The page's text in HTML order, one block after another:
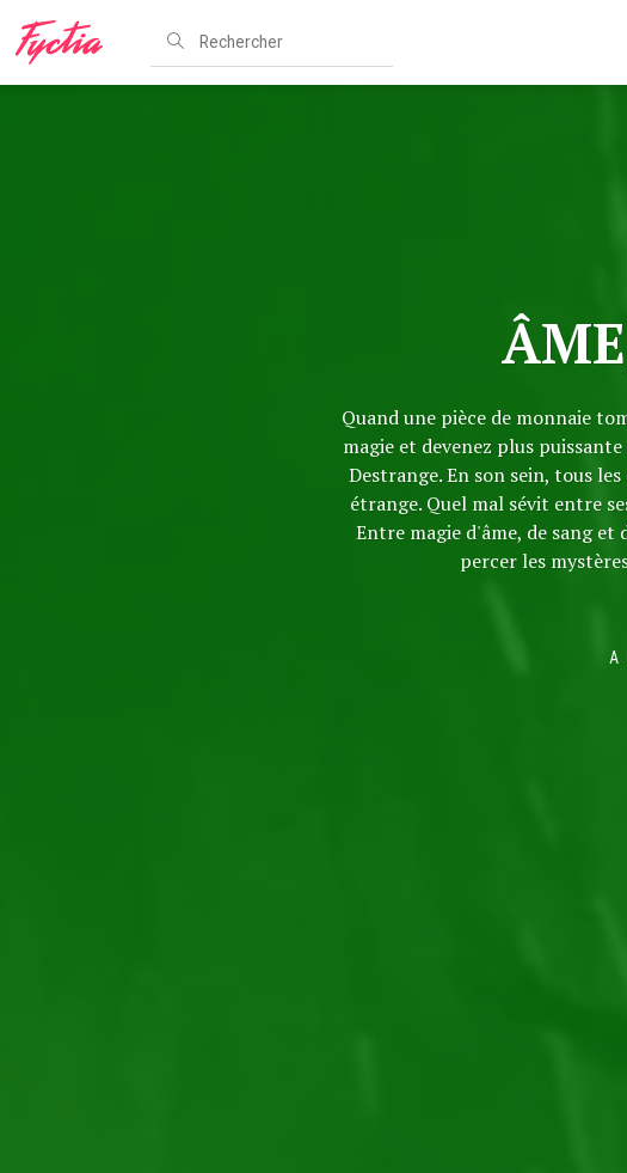
Quand une pièce de monnaie
magie et devenez plus
Destrange. En son sein, tous
étrange. Quel mal sévit entre
Entre magie d'âme, de sang et
percer les
A